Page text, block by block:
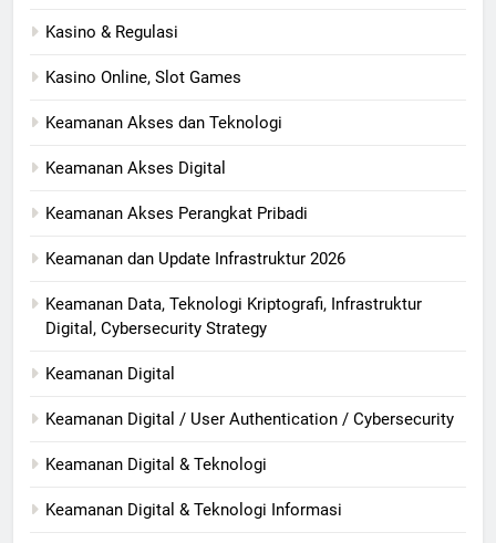
Kasino & Regulasi
Kasino Online, Slot Games
Keamanan Akses dan Teknologi
Keamanan Akses Digital
Keamanan Akses Perangkat Pribadi
Keamanan dan Update Infrastruktur 2026
Keamanan Data, Teknologi Kriptografi, Infrastruktur
Digital, Cybersecurity Strategy
Keamanan Digital
Keamanan Digital / User Authentication / Cybersecurity
Keamanan Digital & Teknologi
Keamanan Digital & Teknologi Informasi